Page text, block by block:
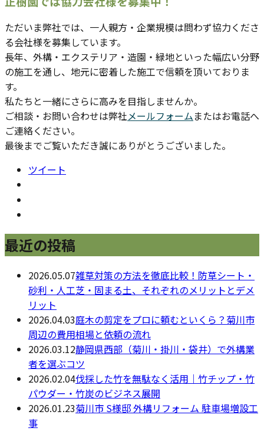
ただいま弊社では、一人親方・企業規模は問わず協力くださ
る会社様を募集しています。
長年、外構・エクステリア・造園・緑地といった幅広い分野
の施工を通し、地元に密着した施工で信頼を頂いておりま
す。
私たちと一緒にさらに高みを目指しませんか。
ご相談・お問い合わせは弊社メールフォームまたはお電話へ
ご連絡ください。
最後までご覧いただき誠にありがとうございました。
ツイート
最近の投稿
2026.05.07雑草対策の方法を徹底比較！防草シート・
砂利・人工芝・固まる土、それぞれのメリットとデメ
リット
2026.04.03庭木の剪定をプロに頼むといくら？菊川市
周辺の費用相場と依頼の流れ
2026.03.12静岡県西部（菊川・掛川・袋井）で外構業
者を選ぶコツ
2026.02.04伐採した竹を無駄なく活用｜竹チップ・竹
パウダー・竹炭のビジネス展開
2026.01.23菊川市 S様邸 外構リフォーム 駐車場増設工
事